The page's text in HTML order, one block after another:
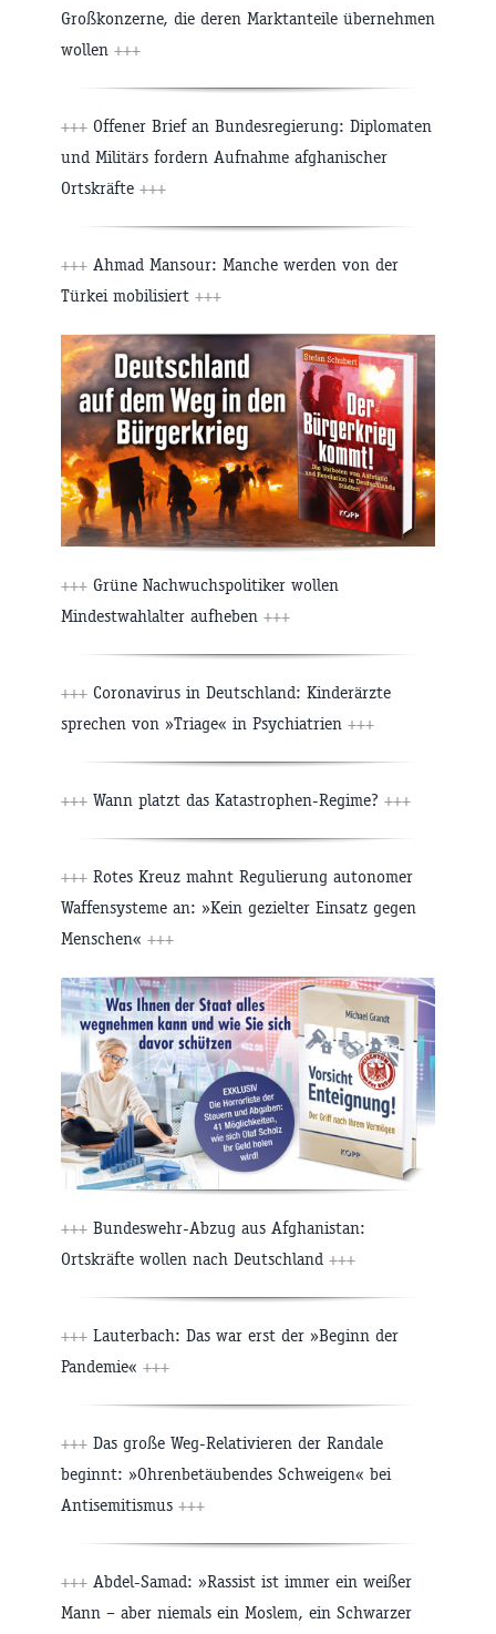
Großkonzerne, die deren Marktanteile übernehmen
wollen +++
+++ Offener Brief an Bundesregierung: Diplomaten
und Militärs fordern Aufnahme afghanischer
Ortskräfte +++
+++ Ahmad Mansour: Manche werden von der
Türkei mobilisiert +++
+++ Grüne Nachwuchspolitiker wollen
Mindestwahlalter aufheben +++
+++ Coronavirus in Deutschland: Kinderärzte
sprechen von »Triage« in Psychiatrien +++
+++ Wann platzt das Katastrophen-Regime? +++
+++ Rotes Kreuz mahnt Regulierung autonomer
Waffensysteme an: »Kein gezielter Einsatz gegen
Menschen« +++
+++ Bundeswehr-Abzug aus Afghanistan:
Ortskräfte wollen nach Deutschland +++
+++ Lauterbach: Das war erst der »Beginn der
Pandemie« +++
+++ Das große Weg-Relativieren der Randale
beginnt: »Ohrenbetäubendes Schweigen« bei
Antisemitismus +++
+++ Abdel-Samad: »Rassist ist immer ein weißer
Mann – aber niemals ein Moslem, ein Schwarzer